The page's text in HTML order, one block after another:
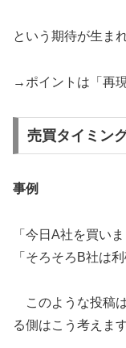
という期待が生ま
→ポイントは「再
売買タイミン
事例
「今日A社を買いま
「そろそろB社は
このような投稿
る側はこう考えます